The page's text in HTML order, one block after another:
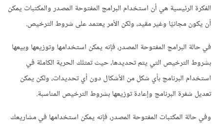
الفكرة الرئيسية هي أن استخدام البرامج المفتوحة المصدر والمكتبات يمكن
أن يكون مجانيًا وغير مقيد، ولكن الأمر يعتمد على شروط الترخيص.
في حالة البرامج المفتوحة المصدر، فإنه يمكن استخدامها وتوزيعها وبيعها
بشروط الترخيص التي يتم تحديدها، حيث تمتلك الحرية الكاملة في
استخدام البرنامج بأي شكل من الأشكال دون أي تحديدات، ولكن يمكن
تعديل شفرة البرنامج وإعادة توزيعها بشروط الترخيص المناسبة.
وفي حالة المكتبات المفتوحة المصدر، فإنه يمكن استخدامها في مشاريعك